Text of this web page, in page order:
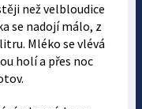
než velbloudice
se nadojí málo, z
Mléko se vlévá
holí a přes noc